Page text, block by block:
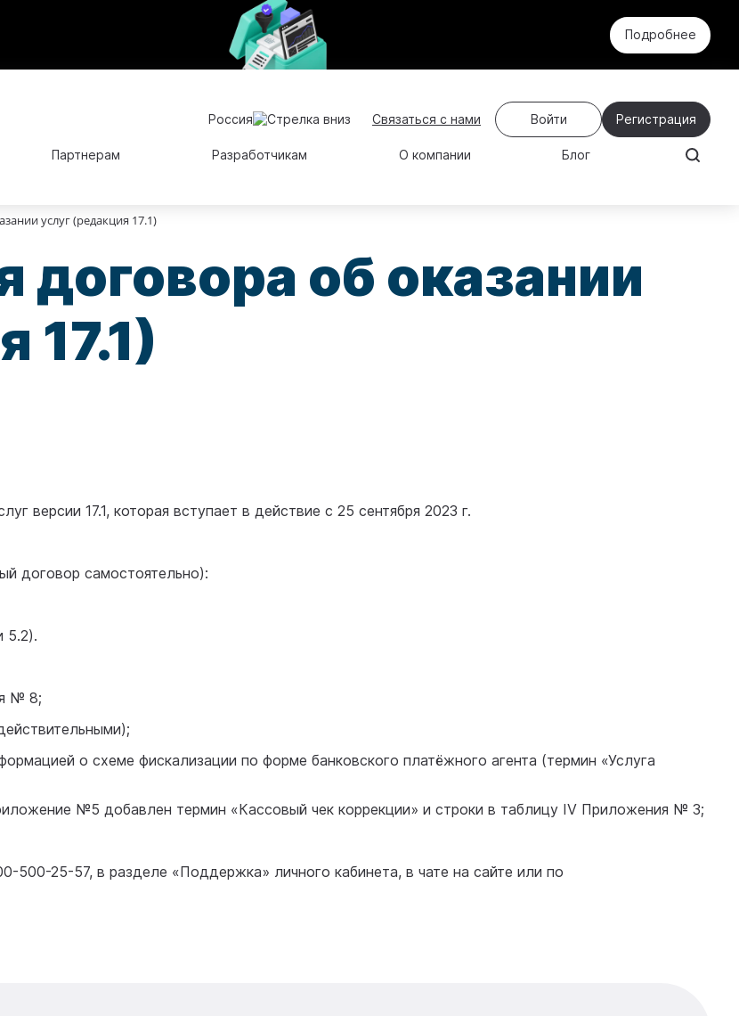
Подробнее
Россия Связаться с нами Войти Регистрация
Партнерам Разработчикам О компании Блог
услуг (редакция 17.1)
договора об оказании
17.1)
версии 17.1, которая вступает в действие с 25 сентября 2023 г.
договор самостоятельно):
5.2).
№ 8;
о схеме фискализации по форме банковского платёжного агента (термин «Услуга
№5 добавлен термин «Кассовый чек коррекции» и строки в таблицу IV Приложения № 3;
25-57, в разделе «Поддержка» личного кабинета, в чате на сайте или по